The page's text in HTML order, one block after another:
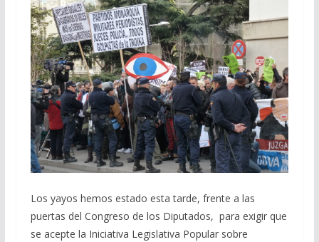
Los yayos hemos estado esta tarde, frente a las
puertas del Congreso de los Diputados, para exigir que
se acepte la Iniciativa Legislativa Popular sobre